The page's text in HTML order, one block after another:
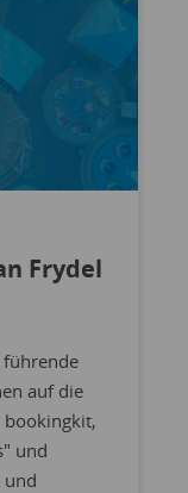
Frydel
führende
auf die
bookingkit,
und
und